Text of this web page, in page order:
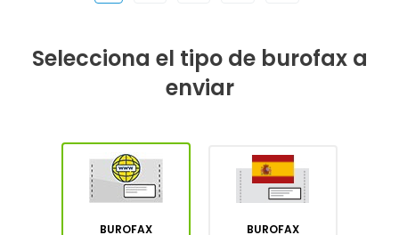
Selecciona el tipo de burofax a
enviar
BUROFAX
BUROFAX